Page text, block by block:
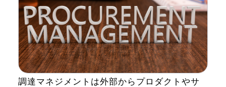
調達マネジメントは外部からプロダクトやサ